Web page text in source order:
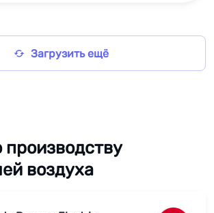
Загрузить ещё
воздуха